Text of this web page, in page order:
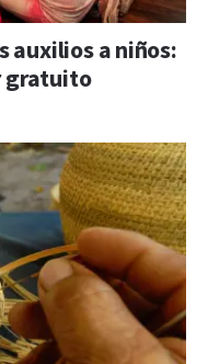
auxilios a niños:
gratuito